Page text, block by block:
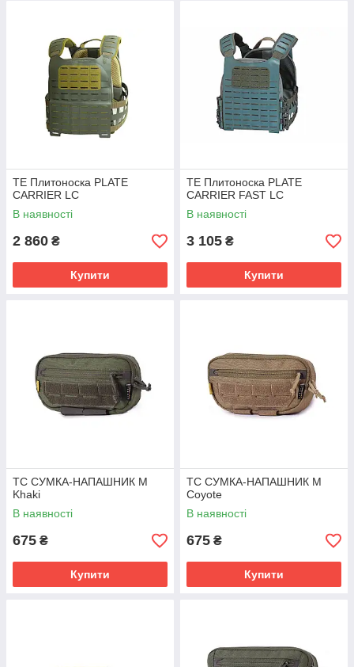
TE Плитоноска PLATE
CARRIER LC
В наявності
2 860 ₴
Купити
TE Плитоноска PLATE
CARRIER FAST LC
В наявності
3 105 ₴
Купити
TC СУМКА-НАПАШНИК M
Khaki
В наявності
675 ₴
Купити
TC СУМКА-НАПАШНИК M
Coyote
В наявності
675 ₴
Купити